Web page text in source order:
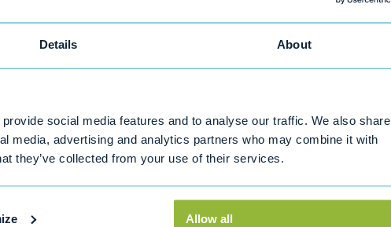
Details About
social media features and to analyse our traffic. We also share
media, advertising and analytics partners who may combine it with
they’ve collected from your use of their services.
Allow all
ontwerp.
zorgen voor comfort.
draaien en anti-kantelen